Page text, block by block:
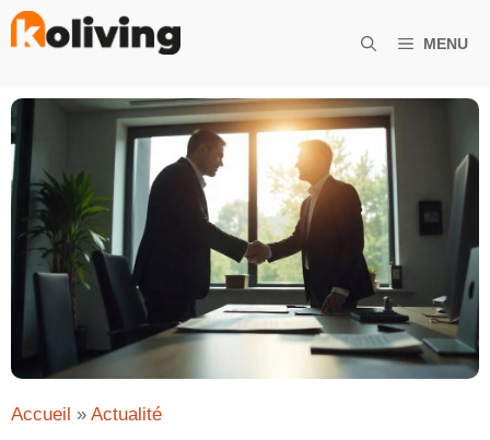
Aller
MENU
Accueil » Actualité